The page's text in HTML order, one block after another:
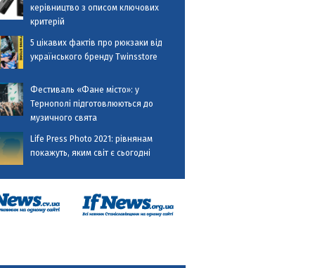
керівництво з описом ключових
критерій
5 цікавих фактів про рюкзаки від
українського бренду Twinsstore
Фестиваль «Фане місто»: у
Тернополі підготовлюються до
музичного свята
Life Press Photo 2021: рівнянам
покажуть, яким світ є сьогодні